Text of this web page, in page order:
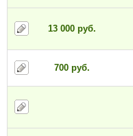
13 000 руб.
700 руб.